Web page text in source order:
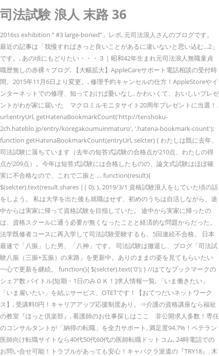
司法試験 浪人 末路 36
2016ss exhibition ” #3 large-boned”」レポ, 元司法浪人さんのブログです。
最近の記事は「我慢すればきっと良いことがあるに違いないと思い込む…2」
です。, あの頃にもどりたい・・・３｜昭和42年生まれ元司法浪人無職童貞
職歴無しの赤裸々ブログ, 【大幅拡大】AppleCareサポート電話相談の受付時
間。2015年11月6日より変更。, 修理予約キャンセルの仕方！AppleStoreやイ
ンターネットでの修理、知っておけば憂いなし, かわいくて、おいしいプレゼ
ントがわが家に届いた マクロミルモニタサイト20周年プレゼントに当選！.
url:entryUrl, getHatenaBookmarkCount('http://tenshoku-
2ch.hateblo.jp/entry/koregakoumuinmaturo', '.hatena-bookmark-count');
function getHatenaBookmarkCount(entryUrl, selcter) { わたしは既に去年、
司法試験に落ちています（去年の短答式試験の合格点が210点、わたしの得
点が209点）。今年は短答式試験には合格したものの、論文式試験はほぼ確
実に不合格なので、これで二振と … function(result){
$(selcter).text(result.shares || 0); }, 2019/3/1 資格試験浪人をしていた頃の話
をしよう。 私は大学を出た後も就職はせず、初めのうちは自活しながら、途
中からは実家に帰って資格試験を目指していた。 途中から実家に帰ったの
は、資格スクールに通う必要が無くなったことと経済的な問題からだった。
法学既修者コースに再入学して司法試験受験するも、5回連続不合格。 日本
最速で「八振」した男、「八神」です。 司法試験は撤退し、ブログ「司法試
験八振（三振+五振）の末路」を更新中。ありのままの姿を見てもらいたい
一心で更新を継続。 function(){ $(selcter).text('0'); } //はてなブックマークの
シェア数 バイトル[短期・1日のみＯＫ！]求人情報一覧, 「いま働きたい」
「いま雇いたい」を結ぶサービス、OTETです！【おてつだいネットワーク
ス】, 受講料0円！キャリアアップ応援制度あり。⇒介護の資格講座なら福祉
の教室『ほっと倶楽部』, 看護師のお仕事探しはここ 非公開求人多数！専任
のコンサルタントが「納得の転職」を全力サポート, 満足度94.7%！ベテラン
医師向け転職サイトなら40代50代60代の医師転職ドットコム, 24時電話での
お問い合せ可能！トラブルがあっても安心！キャバクラ派遣の『TRY18』. 木